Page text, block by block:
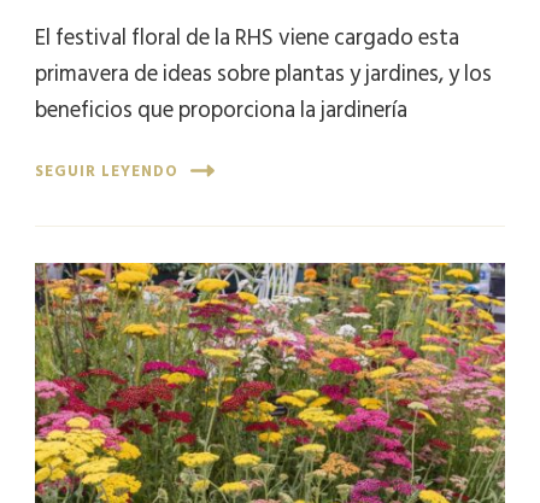
El festival floral de la RHS viene cargado esta
primavera de ideas sobre plantas y jardines, y los
beneficios que proporciona la jardinería
SEGUIR LEYENDO